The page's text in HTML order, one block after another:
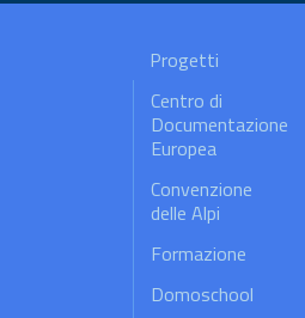
Progetti
Centro di
Documentazione
Europea
Convenzione
delle Alpi
Formazione
Domoschool